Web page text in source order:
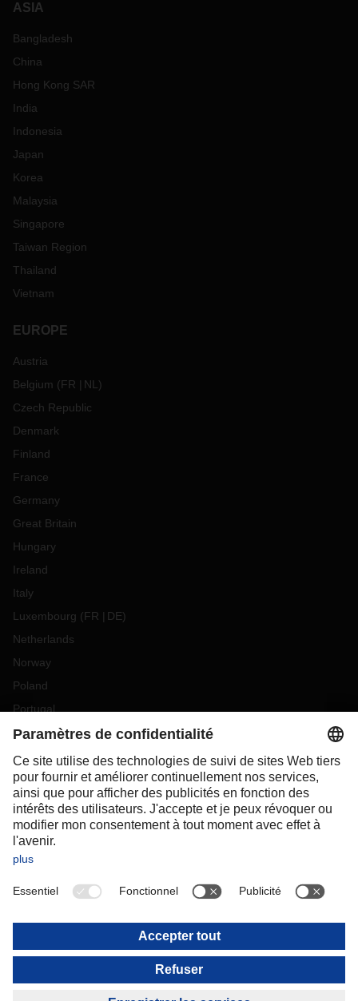
ASIA
Bangladesh
China
Hong Kong SAR
India
Indonesia
Japan
Korea
Malaysia
Singapore
Taiwan Region
Thailand
Vietnam
EUROPE
Austria
Belgium (FR NL )
Czech Republic
Denmark
Finland
France
Germany
Great Britain
Hungary
Ireland
Italy
Luxembourg (FR DE)
Netherlands
Norway
Poland
Portugal
Romania
Slovakia
Spain
Sweden
Switzerland(DE FR)
Turkey
OCEANIA